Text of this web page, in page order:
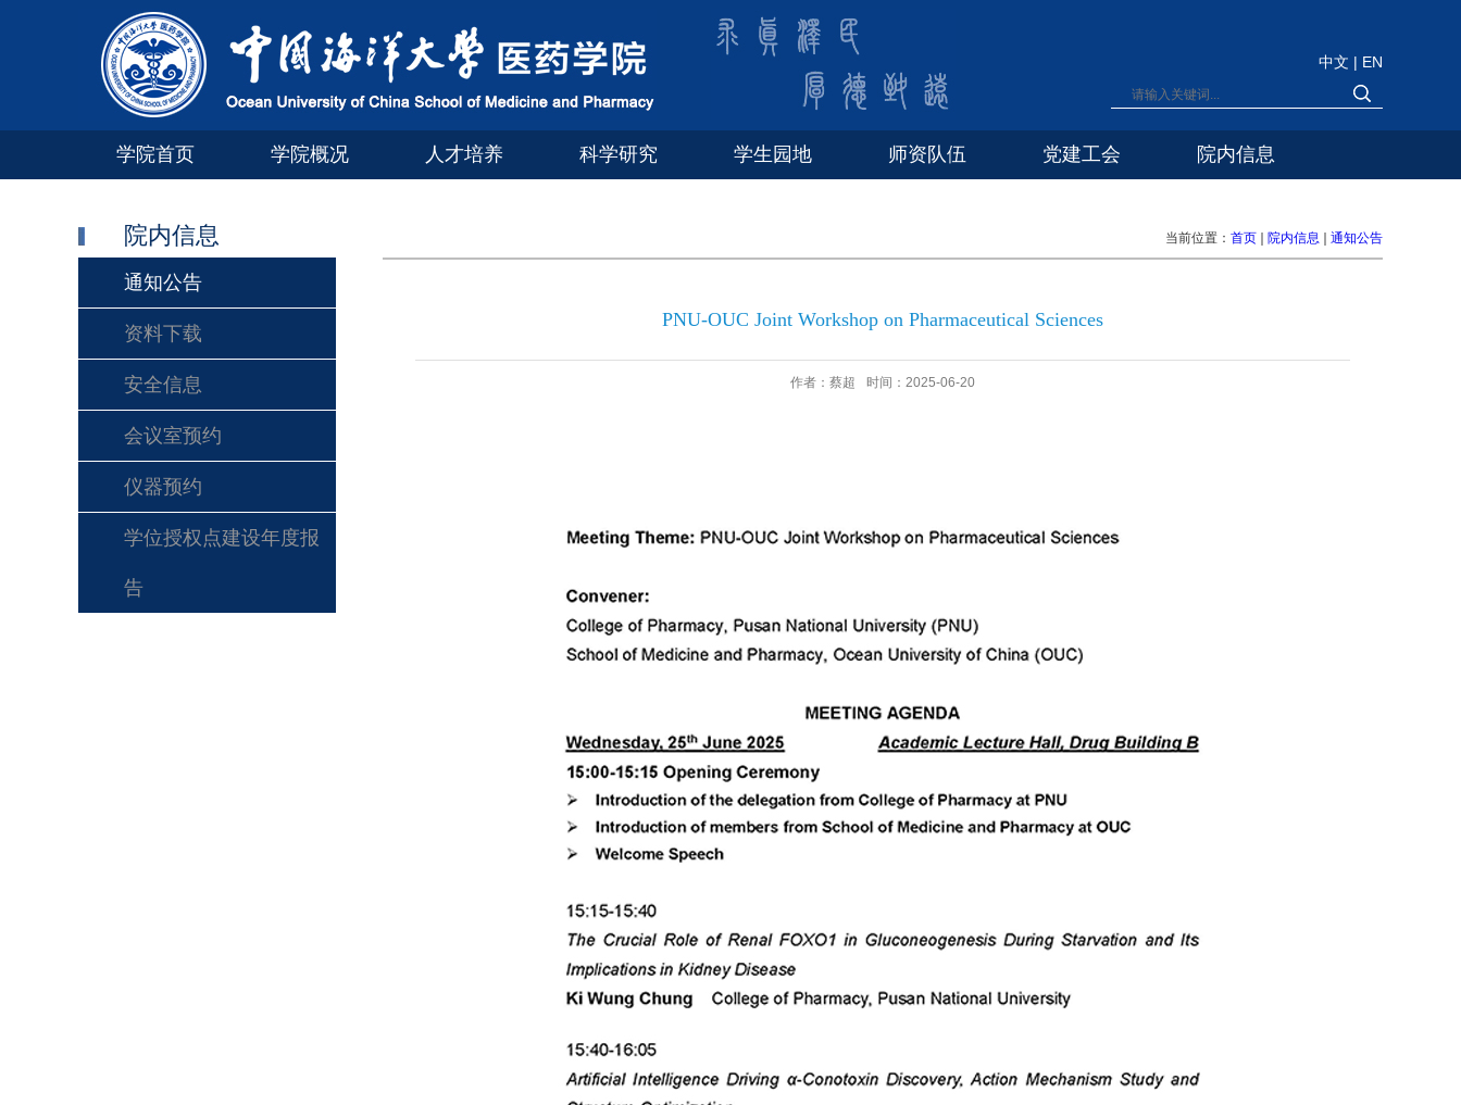
中文 | EN
学院首页 学院概况 人才培养 科学研究 学生园地 师资队伍 党建工会 院内信息
院内信息
通知公告
资料下载
安全信息
会议室预约
仪器预约
学位授权点建设年度报
告
当前位置： 首页 院内信息 通知公告
PNU-OUC Joint Workshop on Pharmaceutical Sciences
作者：蔡超 时间：2025-06-20